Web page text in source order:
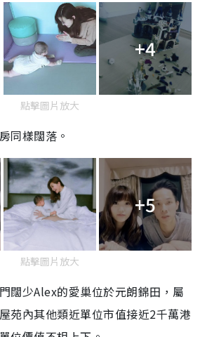
+4
點擊圖片放大
同樣闊落。
+5
點擊圖片放大
闊少Alex的愛巢位於元朗錦田，屬
苑內其他類近單位市值接近2千萬港